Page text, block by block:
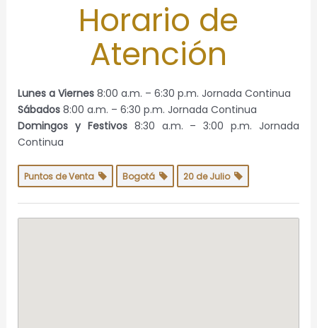
Horario de
Atención
Lunes a Viernes8:00 a.m. – 6:30 p.m. Jornada Continua
Sábados8:00 a.m. – 6:30 p.m. Jornada Continua
Domingos y Festivos8:30 a.m. – 3:00 p.m. Jornada
Continua
Puntos de Venta Bogotá 20 de Julio